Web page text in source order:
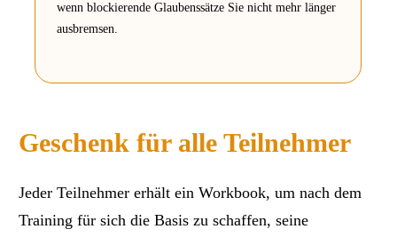
wenn blockierende Glaubenssätze Sie nicht mehr länger
ausbremsen.
Geschenk für alle Teilnehmer
Jeder Teilnehmer erhält ein Workbook, um nach dem
Training für sich die Basis zu schaffen, seine